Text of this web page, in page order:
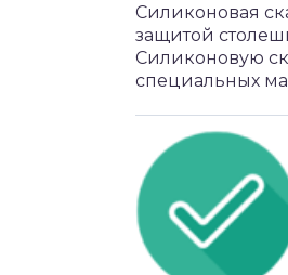
Силиконовая
защитой
Силиконовую
специальных